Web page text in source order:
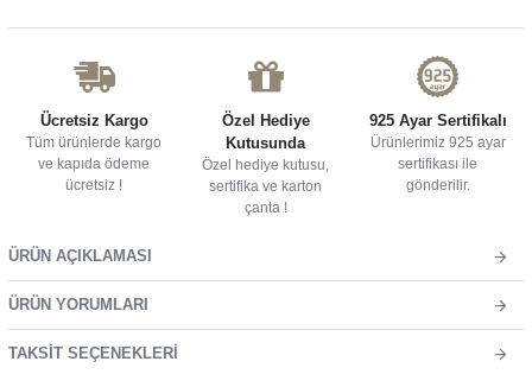
Ücretsiz Kargo
Tüm ürünlerde kargo
ve kapıda ödeme
ücretsiz !
Özel Hediye
Kutusunda
Özel hediye kutusu,
sertifika ve karton
çanta !
925 Ayar Sertifikalı
Ürünlerimiz 925 ayar
sertifikası ile
gönderilir.
ÜRÜN AÇIKLAMASI
ÜRÜN YORUMLARI
TAKSIT SEÇENEKLERI